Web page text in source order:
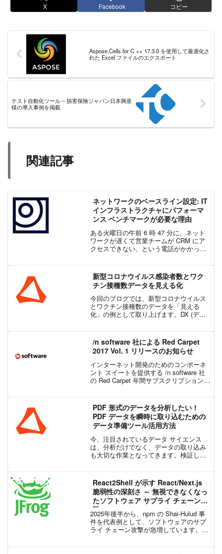
X Facebook コピー
Aspose.Cells for C ++ 17.3.0 を使用して最適化さ
れた Excel ファイルのエクスポート
テスト自動化ツール – 損害保険ジャパン日本興亜
様の導入事例を掲載
関連記事
ネットワークのベースライン設定: IT
インフラストラクチャにパフォーマ
ンス ベンチマークが必要な理由
ある火曜日の午前 6 時 47 分に、ネット
ワークが遅くて営業チームが CRM にア
クセスできない、という電話がかかって
題はなさそうでした。レイテンシも悪く
ありませんで...
新型コロナウイルス感染者数とワク
チン接種数データを見える化
今回のブログでは、新型コロナウイルス
とワクチン接種数のデータを「見える
化」の例として取り上げます。DX (デジ
ド化は不可欠なプロセスの 1 つです。今
回は、新型コロ...
/n software 社による Red Carpet
2017 Vol. 1 リリースのお知らせ
インターネット開発のためのコンポーネ
ント スイートを提供する /n software 社
の Red Carpet 年間サブスクリプションが
に向けて...
PDF 形式のデータを分析したい！
PDF データを瞬時に取り込むための
データ準備ツール活用方法
今、注目されているデータ サイエンス
は、分析だけでなく、データの取り込み
も大切な作業となってきます。検証した
かりません。例えば、令和元年 7月 21日
執行参議院議員通常...
React2Shell が示す React/Next.js
脆弱性の深刻さ ～ 無視できなくなっ
たソフトウェア サプライ チェーン攻
撃
2025年後半から、npm の Shai-Hulud 事
件を代表例として、ソフトウェアのサプ
ライ チェーン攻撃が急増しています。そ